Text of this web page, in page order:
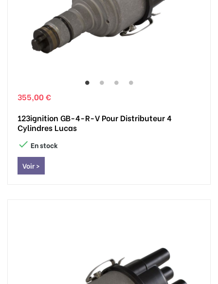
355,00 €
123ignition GB-4-R-V Pour Distributeur 4
Cylindres Lucas
 En stock
Voir >